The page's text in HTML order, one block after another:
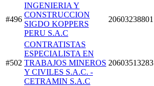
#496
INGENIERIA Y
CONSTRUCCION
SIGDO KOPPERS
PERU S.A.C
20603238801
#502
CONTRATISTAS
ESPECIALISTA EN
TRABAJOS MINEROS
Y CIVILES S.A.C. -
CETRAMIN S.A.C
20603513283